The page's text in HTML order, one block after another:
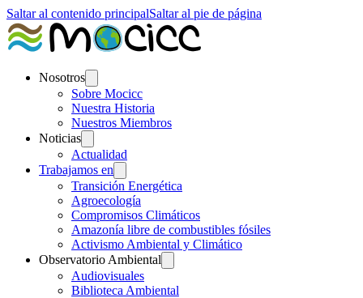
Saltar al contenido principalSaltar al pie de página
Nosotros
Sobre Mocicc
Nuestra Historia
Nuestros Miembros
Noticias
Actualidad
Trabajamos en
Transición Energética
Agroecología
Compromisos Climáticos
Amazonía libre de combustibles fósiles
Activismo Ambiental y Climático
Observatorio Ambiental
Audiovisuales
Biblioteca Ambiental